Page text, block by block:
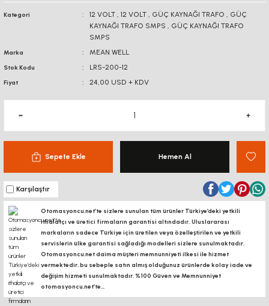
Kategori 12 VOLT , 12 VOLT , GÜÇ KAYNAĞI TRAFO , GÜÇ
KAYNAĞI TRAFO SMPS , GÜÇ KAYNAĞI TRAFO
SMPS
Marka MEAN WELL
Stok Kodu LRS-200-12
Fiyat 24,00 USD + KDV
Sepete Ekle Hemen Al
Karşılaştır
Otomasyoncu.net’te sizlere sunulan tüm ürünler Türkiye’deki yetkili
ithalatçı ve üretici firmaların garantisi altındadır, Uluslararası
markaların sadece Türkiye için üretilen veya özelleştirilen ve yetkili
servislerin ülke garantisi sağladığı modelleri sizlere sunulmaktadır.
Otomasyoncu.net daima müşteri memnunniyeti ilkesi ile hizmet
vermektedir. bu sebeple satın almış olduğunuz ürünlerde kolay iade ve
değişim hizmeti sunulmaktadır. %100 Güven ve Memnunniyet
otomasyoncu.net’te...